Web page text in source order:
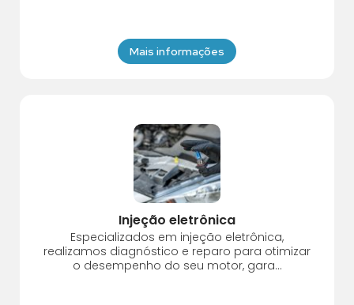
Mais informações
Injeção eletrônica
Especializados em injeção eletrônica,
realizamos diagnóstico e reparo para otimizar
o desempenho do seu motor, gara...